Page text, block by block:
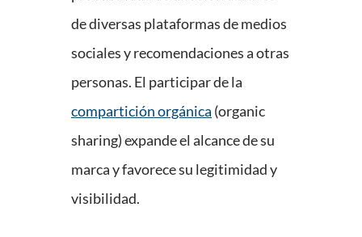
de diversas plataformas de medios
sociales y recomendaciones a otras
personas. El participar de la
compartición orgánica (organic
sharing) expande el alcance de su
marca y favorece su legitimidad y
visibilidad.